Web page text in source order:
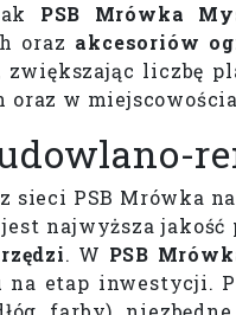
PSB Mrówka
oraz akcesoriów
liczbę
oraz w
sieci PSB Mrówka
najwyższa
. W PSB
na etap inwestycji.